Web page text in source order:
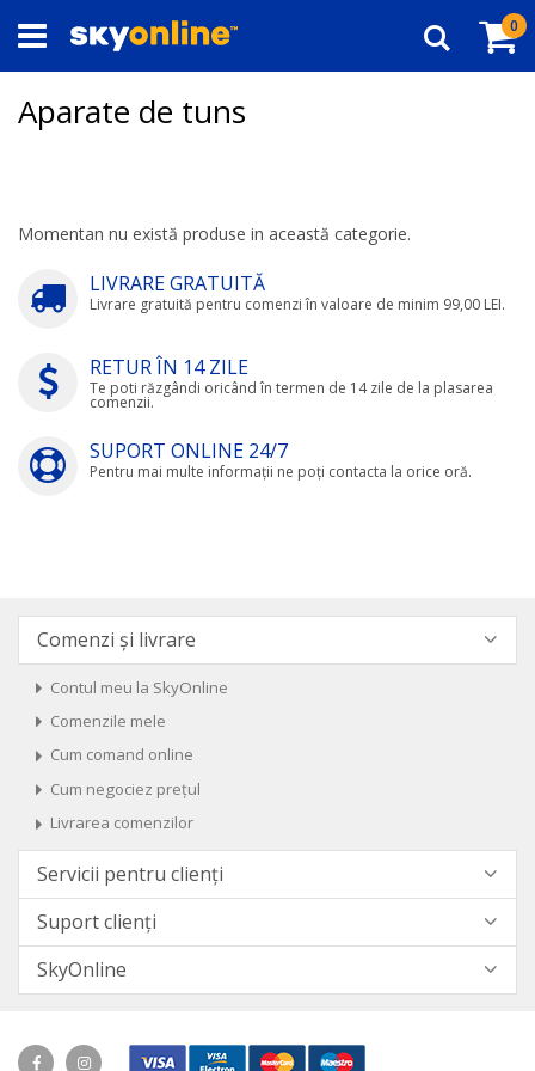
la
Conținut
0
Căutare
Aparate de tuns
Momentan nu există produse in această categorie.
LIVRARE GRATUITĂ
Livrare gratuită pentru comenzi în valoare de minim 99,00 LEI.
RETUR ÎN 14 ZILE
Te poti răzgândi oricând în termen de 14 zile de la plasarea
comenzii.
SUPORT ONLINE 24/7
Pentru mai multe informații ne poți contacta la orice oră.
Comenzi și livrare
Contul meu la SkyOnline
Comenzile mele
Cum comand online
Cum negociez prețul
Livrarea comenzilor
Servicii pentru clienți
Suport clienți
SkyOnline